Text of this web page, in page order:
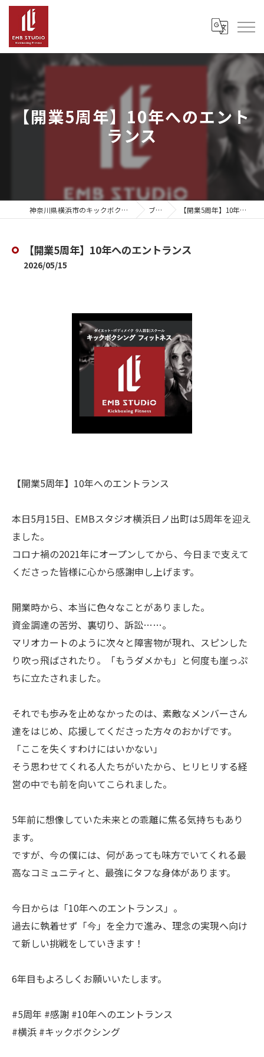
【開業5周年】10年へのエント
ランス
神奈川県横浜市のキックボクシングならEMB Studio ブログ 【開業5周年】10年へのエントランス
【開業5周年】10年へのエントランス
2026/05/15
【開業5周年】10年へのエントランス
本日5月15日、EMBスタジオ横浜日ノ出町は5周年を迎え
ました。
コロナ禍の2021年にオープンしてから、今日まで支えて
くださった皆様に心から感謝申し上げます。
開業時から、本当に色々なことがありました。
資金調達の苦労、裏切り、訴訟……。
マリオカートのように次々と障害物が現れ、スピンした
り吹っ飛ばされたり。「もうダメかも」と何度も崖っぷ
ちに立たされました。
それでも歩みを止めなかったのは、素敵なメンバーさん
達をはじめ、応援してくださった方々のおかげです。
「ここを失くすわけにはいかない」
そう思わせてくれる人たちがいたから、ヒリヒリする経
営の中でも前を向いてこられました。
5年前に想像していた未来との乖離に焦る気持ちもあり
ます。
ですが、今の僕には、何があっても味方でいてくれる最
高なコミュニティと、最強にタフな身体があります。
今日からは「10年へのエントランス」。
過去に執着せず「今」を全力で進み、理念の実現へ向け
て新しい挑戦をしていきます！
6年目もよろしくお願いいたします。
#5周年 #感謝 #10年へのエントランス
#横浜 #キックボクシング